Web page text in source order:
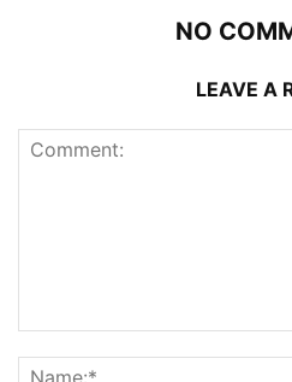
NO
LEAVE A